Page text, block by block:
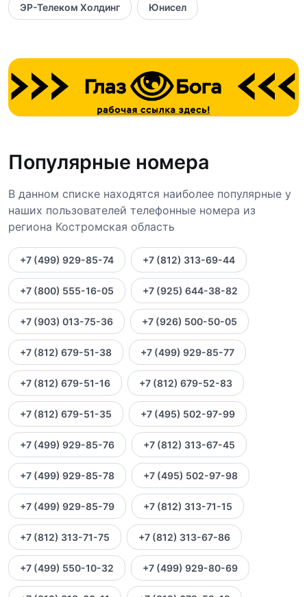
ЭР-Телеком Холдинг Юнисел
Популярные номера
В данном списке находятся наиболее популярные у
наших пользователей телефонные номера из
региона Костромская область
+7 (499) 929-85-74 +7 (812) 313-69-44
+7 (800) 555-16-05 +7 (925) 644-38-82
+7 (903) 013-75-36 +7 (926) 500-50-05
+7 (812) 679-51-38 +7 (499) 929-85-77
+7 (812) 679-51-16 +7 (812) 679-52-83
+7 (812) 679-51-35 +7 (495) 502-97-99
+7 (499) 929-85-76 +7 (812) 313-67-45
+7 (499) 929-85-78 +7 (495) 502-97-98
+7 (499) 929-85-79 +7 (812) 313-71-15
+7 (812) 313-71-75 +7 (812) 313-67-86
+7 (499) 550-10-32 +7 (499) 929-80-69